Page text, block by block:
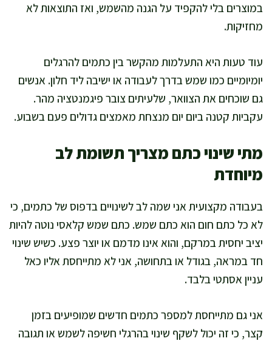
במוצרים בלי להקפיד על הגנה מהשמש, ואז התוצאות לא
מחזיקות.
עוד טעות היא התעלמות מהקשר בין כתמים להרגלים
יומיומיים כמו שמש בדרך לעבודה או ישיבה ליד חלון. אנשים
גם שוכחים את הצוואר, שלעיתים צובר פיגמנטציה מהר.
עקביות קטנה ביום יום מנצחת מאמצים גדולים פעם בשבוע.
מתי שינוי כתם מצריך תשומת לב
מיוחדת
בעבודה מקצועית אני שמה לב לשינויים בדפוס של כתמים, כי
לא כל כתם חום הוא כתם שמש. כתם שמש קלאסי נוטה להיות
יציב יחסית במרקם, והוא אינו מדמם או יוצר פצע. כשיש שינוי
חד במראה, בגודל או בתחושה, אני לא מתייחסת אליו כאל
עניין אסתטי בלבד.
אני גם מתייחסת למספר כתמים חדשים שמופיעים בזמן
קצר, כי זה יכול לשקף שינוי בהרגלי חשיפה לשמש או תגובה